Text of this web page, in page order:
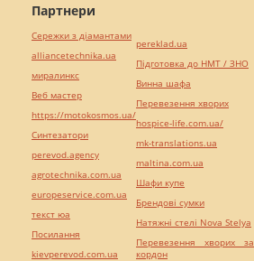
Партнери
Сережки з діамантами
alliancetechnika.ua
миралинкс
Веб мастер
https://motokosmos.ua/
Синтезатори
perevod.agency
agrotechnika.com.ua
europeservice.com.ua
текст юа
Посилання
kievperevod.com.ua
pereklad.ua
Підготовка до НМТ / ЗНО
Винна шафа
Перевезення хворих
hospice-life.com.ua/
mk-translations.ua
maltina.com.ua
Шафи купе
Брендові сумки
Натяжні стелі Nova Stelya
Перевезення хворих за
кордон